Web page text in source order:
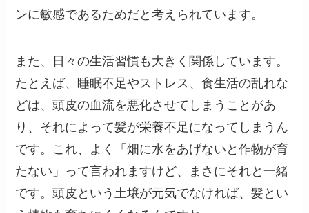
ンに敏感であるためだと考えられています。
また、日々の生活習慣も大きく関係しています。
たとえば、睡眠不足やストレス、食生活の乱れな
どは、頭皮の血流を悪化させてしまうことがあ
り、それによって髪が栄養不足になってしまうん
です。これ、よく「畑に水をあげないと作物が育
たない」って言われますけど、まさにそれと一緒
です。頭皮という土壌が元気でなければ、髪とい